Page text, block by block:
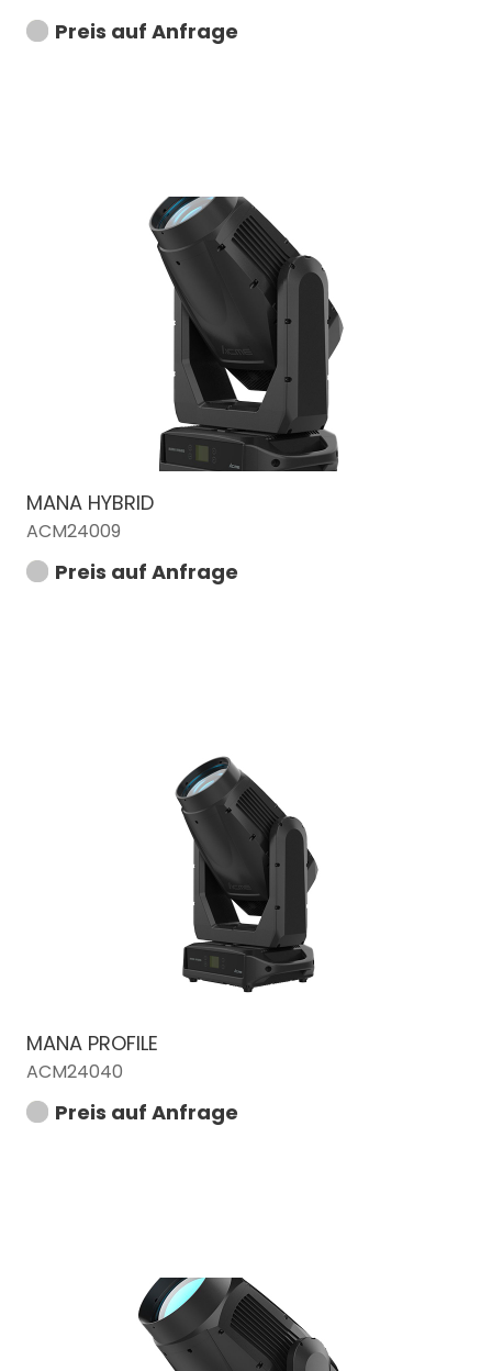
Preis auf Anfrage
MANA HYBRID
ACM24009
Preis auf Anfrage
MANA PROFILE
ACM24040
Preis auf Anfrage